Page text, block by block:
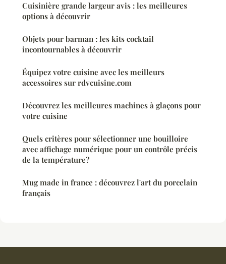
Cuisinière grande largeur avis : les meilleures
options à découvrir
Objets pour barman : les kits cocktail
incontournables à découvrir
Équipez votre cuisine avec les meilleurs
accessoires sur rdvcuisine.com
Découvrez les meilleures machines à glaçons pour
votre cuisine
Quels critères pour sélectionner une bouilloire
avec affichage numérique pour un contrôle précis
de la température?
Mug made in france : découvrez l'art du porcelain
français